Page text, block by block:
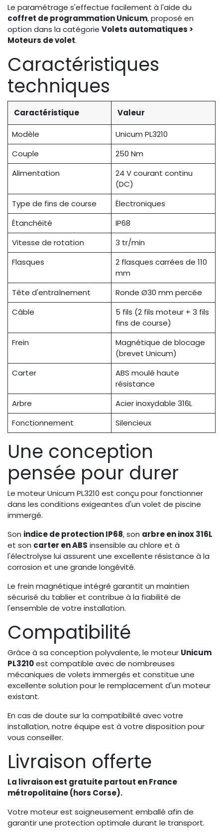
Le paramétrage s'effectue facilement à l'aide du
coffret de programmation Unicum, proposé en
option dans la catégorie Volets automatiques >
Moteurs de volet.
Caractéristiques
techniques
Caractéristique Valeur
Modèle
Unicum PL3210
Couple
250 Nm
Alimentation
24 V courant continu
(DC)
Type de fins de course
Électroniques
Étanchéité
IP68
Vitesse de rotation
3 tr/min
Flasques
2 flasques carrées de 110
mm
Tête d'entraînement
Ronde Ø30 mm percée
Câble
5 fils (2 fils moteur + 3 fils
fins de course)
Frein
Magnétique de blocage
(brevet Unicum)
Carter
ABS moulé haute
résistance
Arbre
Acier inoxydable 316L
Fonctionnement
Silencieux
Une conception
pensée pour durer
Le moteur Unicum PL3210 est conçu pour fonctionner
dans les conditions exigeantes d'un volet de piscine
immergé.
Son indice de protection IP68, son arbre en inox 316L
et son carter en ABS insensible au chlore et à
l'électrolyse lui assurent une excellente résistance à la
corrosion et une grande longévité.
Le frein magnétique intégré garantit un maintien
sécurisé du tablier et contribue à la fiabilité de
l'ensemble de votre installation.
Compatibilité
Grâce à sa conception polyvalente, le moteur Unicum
PL3210est compatible avec de nombreuses
mécaniques de volets immergés et constitue une
excellente solution pour le remplacement d'un moteur
existant.
En cas de doute sur la compatibilité avec votre
installation, notre équipe est à votre disposition pour
vous conseiller.
Livraison offerte
La livraison est gratuite partout en France
métropolitaine (hors Corse).
Votre moteur est soigneusement emballé afin de
garantir une protection optimale durant le transport.